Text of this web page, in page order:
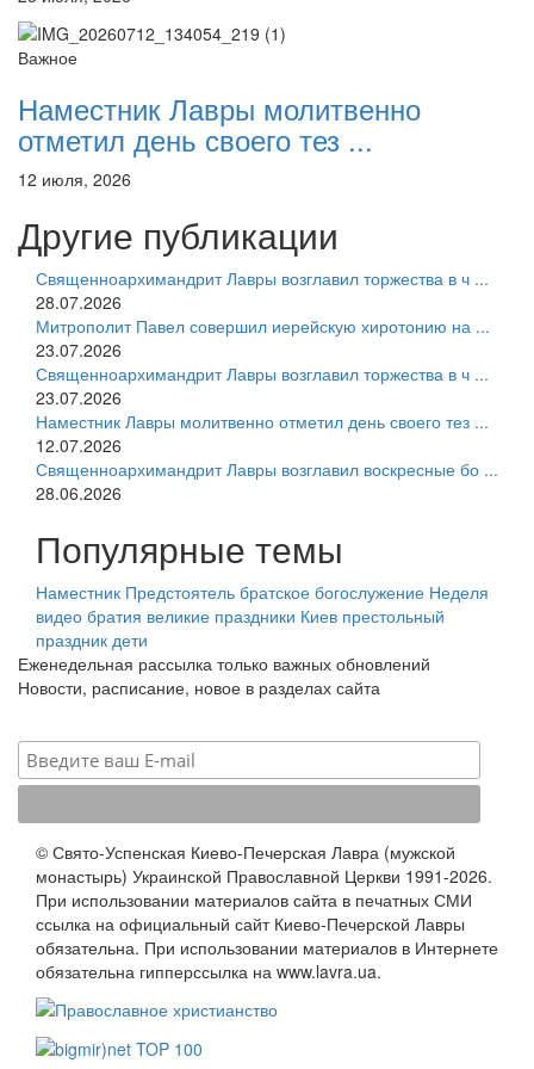
Важное
Наместник Лавры молитвенно
отметил день своего тез ...
12 июля, 2026
Другие публикации
Священноархимандрит Лавры возглавил торжества в ч ...
28.07.2026
Митрополит Павел совершил иерейскую хиротонию на ...
23.07.2026
Священноархимандрит Лавры возглавил торжества в ч ...
23.07.2026
Наместник Лавры молитвенно отметил день своего тез ...
12.07.2026
Священноархимандрит Лавры возглавил воскресные бо ...
28.06.2026
Популярные темы
Наместник Предстоятель братское богослужение Неделя
видео братия великие праздники Киев престольный
праздник дети
Еженедельная рассылка только важных обновлений
Новости, расписание, новое в разделах сайта
© Свято-Успенская Киево-Печерская Лавра (мужской
монастырь) Украинской Православной Церкви 1991-2026.
При использовании материалов сайта в печатных СМИ
ссылка на официальный сайт Киево-Печерской Лавры
обязательна. При использовании материалов в Интернете
обязательна гипперссылка на www.lavra.ua.